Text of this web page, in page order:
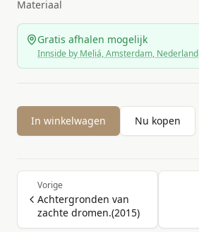
Materiaal
Gratis afhalen mogelijk
Innside by Meliá, Amsterdam, Nederland
In winkelwagen Nu kopen
Vorige
Achtergronden van
zachte dromen.(2015)